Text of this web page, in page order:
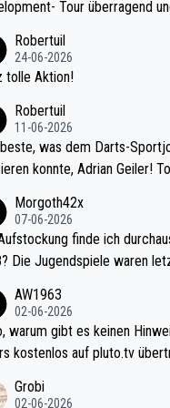
Tour überragend
Da gewinnst keinen Blumentopf - ist ja n
eines Kreisligisten vs einem Bu
Robertuil
24-06-2026
tolle Aktion!
Robertuil
11-06-2026
was dem Darts-
konnte, Adrian Geiler!
Morgoth42x
07-06-2026
finde ich
sehr kur
Somit ändert die
nichts. Ich denke sie wollen damit für nächste
wenig WDF Turniere
AW1963
02-06-2026
M
kostenlos auf pluto.tv
Grobi
02-06-2026